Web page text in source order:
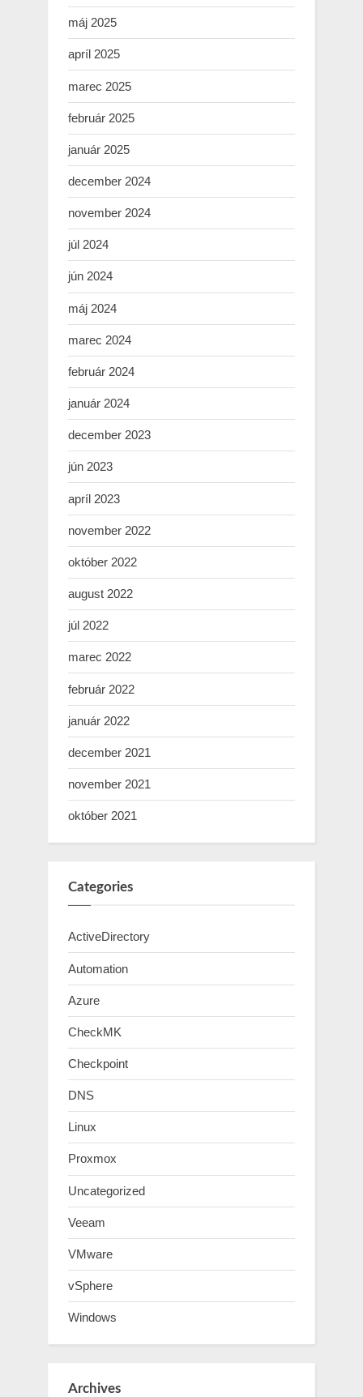
máj 2025
apríl 2025
marec 2025
február 2025
január 2025
december 2024
november 2024
júl 2024
jún 2024
máj 2024
marec 2024
február 2024
január 2024
december 2023
jún 2023
apríl 2023
november 2022
október 2022
august 2022
júl 2022
marec 2022
február 2022
január 2022
december 2021
november 2021
október 2021
Categories
ActiveDirectory
Automation
Azure
CheckMK
Checkpoint
DNS
Linux
Proxmox
Uncategorized
Veeam
VMware
vSphere
Windows
Archives